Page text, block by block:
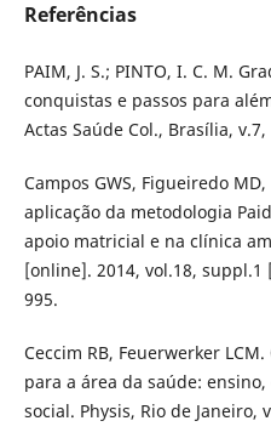
Referências
PAIM, J. S.; PINTO, I. C. M.
conquistas e passos para
Actas Saúde Col., Brasília,
Campos GWS, Figueiredo
aplicação da metodologia
apoio matricial e na clínica
[online]. 2014, vol.18, suppl.1
995.
Ceccim RB, Feuerwerker
para a área da saúde:
social. Physis, Rio de Janeiro,